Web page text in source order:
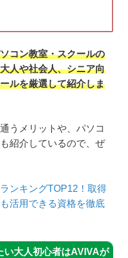
コン教室・スクールの
人や社会人、シニア向
ルを厳選して紹介しま
うメリットや、パソコ
紹介しているので、ぜ
ンキングTOP12！取得
活用できる資格を徹底
い大人初心者はAVIVAが